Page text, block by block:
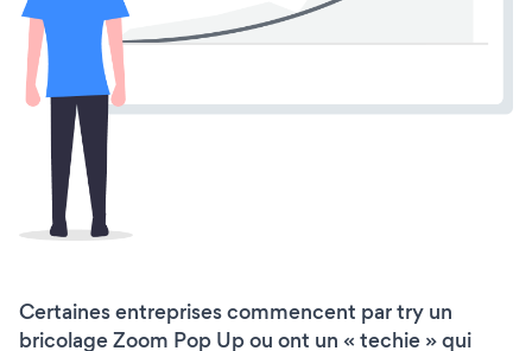
Certaines entreprises commencent par try un
bricolage Zoom Pop Up ou ont un « techie » qui